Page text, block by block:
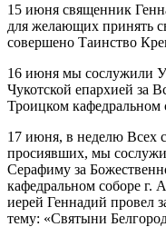
15 июня священник
для желающих принять
совершено Таинство
16 июня мы сослужили
Чукотской епархией за
Троицком кафедральном
17 июня, в неделю Всех
просиявших, мы
Серафиму за
кафедральном соборе
иерей Геннадий провел
тему: «Святыни